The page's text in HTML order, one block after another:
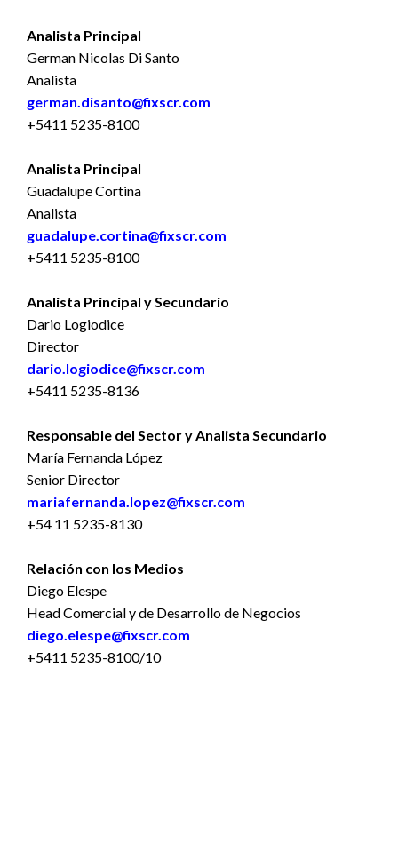
Analista Principal
German Nicolas Di Santo
Analista
german.disanto@fixscr.com
+5411 5235-8100
Analista Principal
Guadalupe Cortina
Analista
guadalupe.cortina@fixscr.com
+5411 5235-8100
Analista Principal y Secundario
Dario Logiodice
Director
dario.logiodice@fixscr.com
+5411 5235-8136
Responsable del Sector y Analista Secundario
María Fernanda López
Senior Director
mariafernanda.lopez@fixscr.com
+54 11 5235-8130
Relación con los Medios
Diego Elespe
Head Comercial y de Desarrollo de Negocios
diego.elespe@fixscr.com
+5411 5235-8100/10